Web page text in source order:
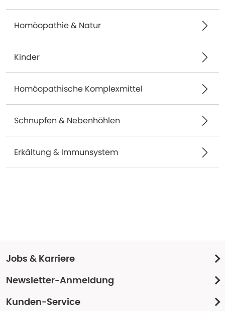
Homöopathie & Natur
Kinder
Homöopathische Komplexmittel
Schnupfen & Nebenhöhlen
Erkältung & Immunsystem
Jobs & Karriere
Newsletter-Anmeldung
Kunden-Service